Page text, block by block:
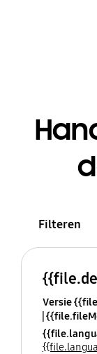
Filteren
Versie